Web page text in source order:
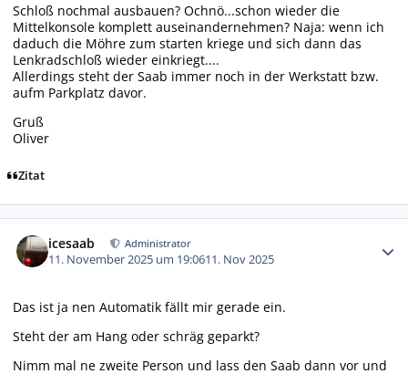
Schloß nochmal ausbauen? Ochnö...schon wieder die
Mittelkonsole komplett auseinandernehmen? Naja: wenn ich
daduch die Möhre zum starten kriege und sich dann das
Lenkradschloß wieder einkriegt....
Allerdings steht der Saab immer noch in der Werkstatt bzw.
aufm Parkplatz davor.
Gruß
Oliver
Zitat
icesaab Administrator
11. November 2025 um 19:0611. Nov 2025
Das ist ja nen Automatik fällt mir gerade ein.
Steht der am Hang oder schräg geparkt?
Nimm mal ne zweite Person und lass den Saab dann vor und